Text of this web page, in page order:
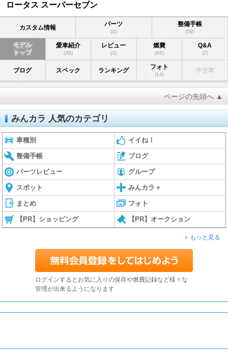
ロータス スーパーセブン
カスタム情報 パーツ
(4)
整備手帳
(59)
モデル
トップ
愛車紹介
(38)
レビュー
(3)
燃費
(45)
Q&A
(2)
ブログ スペック ランキング フォト
(14)
中古車
ページの先頭へ ▲
みんカラ 人気のカテゴリ
車種別 イイね！
整備手帳 ブログ
パーツレビュー グループ
スポット みんカラ＋
まとめ フォト
【PR】ショッピング 【PR】オークション
もっと見る
ログインするとお気に入りの保存や燃費記録など様々な
管理が出来るようになります